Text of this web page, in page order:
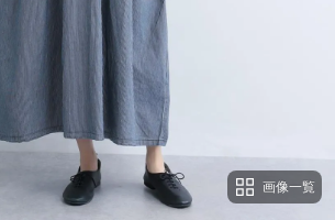
画像一覧